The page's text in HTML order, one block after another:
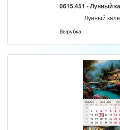
0615.451 - Лунный
Лунный
Вырубка.